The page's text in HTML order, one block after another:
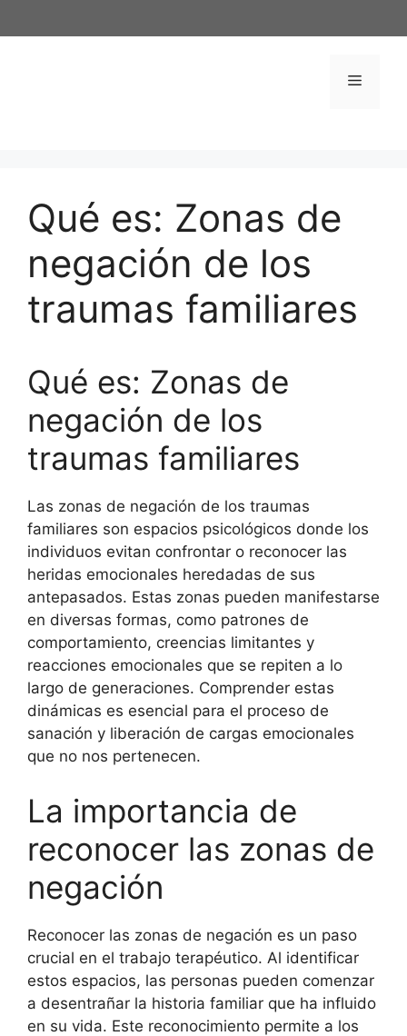
al
Menú
Qué es: Zonas de
negación de los
traumas familiares
Qué es: Zonas de
negación de los
traumas familiares
Las zonas de negación de los traumas
familiares son espacios psicológicos donde los
individuos evitan confrontar o reconocer las
heridas emocionales heredadas de sus
antepasados. Estas zonas pueden manifestarse
en diversas formas, como patrones de
comportamiento, creencias limitantes y
reacciones emocionales que se repiten a lo
largo de generaciones. Comprender estas
dinámicas es esencial para el proceso de
sanación y liberación de cargas emocionales
que no nos pertenecen.
La importancia de
reconocer las zonas de
negación
Reconocer las zonas de negación es un paso
crucial en el trabajo terapéutico. Al identificar
estos espacios, las personas pueden comenzar
a desentrañar la historia familiar que ha influido
en su vida. Este reconocimiento permite a los